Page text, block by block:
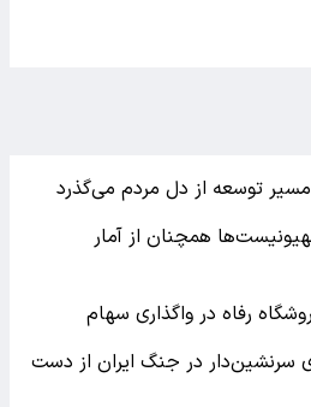
مسیر توسعه از دل مردم می‌گذرد
همچنان از آمار
رفاه در واگذاری سهام
7 هواپیمای سرنشین‌دار در جنگ ایران از دست